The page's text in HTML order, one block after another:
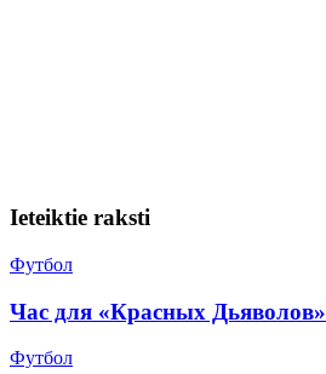
Ieteiktie raksti
Футбол
Час для «Красных Дьяволов»
Футбол